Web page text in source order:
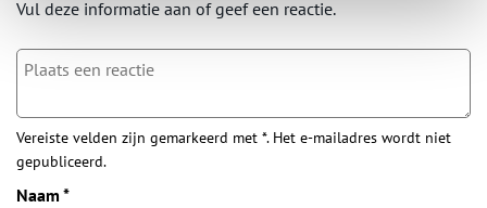
Vul deze informatie aan of geef een reactie.
Vereiste velden zijn gemarkeerd met *. Het e-mailadres wordt niet
gepubliceerd.
Naam *